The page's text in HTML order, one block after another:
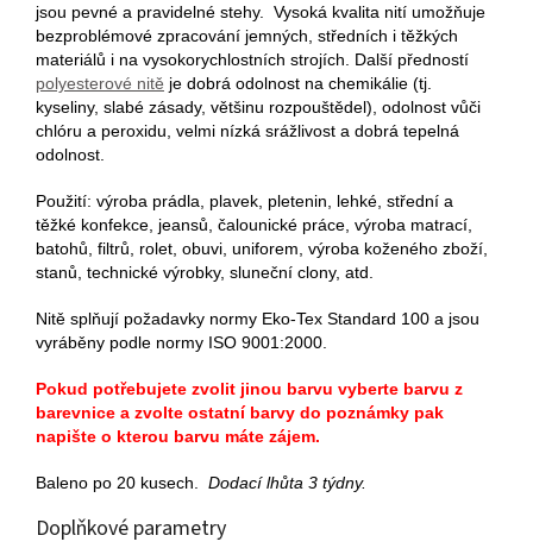
jsou pevné a pravidelné stehy. Vysoká kvalita nití umožňuje
bezproblémové zpracování jemných, středních i těžkých
materiálů i na vysokorychlostních strojích. Další předností
polyesterové nitě je dobrá odolnost na chemikálie (tj.
kyseliny, slabé zásady, většinu rozpouštědel), odolnost vůči
chlóru a peroxidu, velmi nízká srážlivost a dobrá tepelná
odolnost.
Použití: výroba prádla, plavek, pletenin, lehké, střední a
těžké konfekce, jeansů, čalounické práce, výroba matrací,
batohů, filtrů, rolet, obuvi, uniforem, výroba koženého zboží,
stanů, technické výrobky, sluneční clony, atd.
Nitě splňují požadavky normy Eko-Tex Standard 100 a jsou
vyráběny podle normy ISO 9001:2000.
Pokud potřebujete zvolit jinou barvu vyberte barvu z
barevnice a zvolte ostatní barvy do poznámky pak
napište o kterou barvu máte zájem.
Baleno po 20 kusech. Dodací lhůta 3 týdny.
Doplňkové parametry